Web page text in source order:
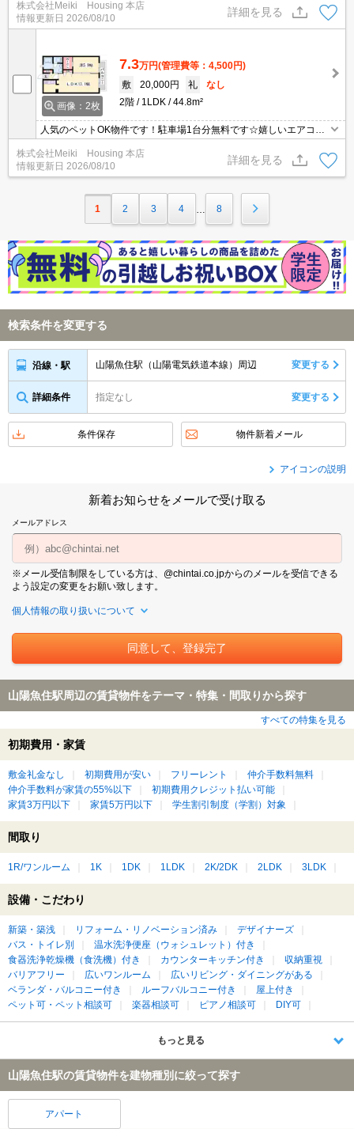
株式会社Meiki Housing 本店
情報更新日 2026/08/10
詳細を見る
画像：2枚
7.3万円(管理費等：4,500円)
敷
20,000円 礼
なし
2階
1LDK 44.8m²
人気のペットOK物件です！駐車場1台分無料です☆嬉しいエアコン
付きです！
株式会社Meiki Housing 本店
情報更新日 2026/08/10
詳細を見る
1 2 3 4 8
検索条件を変更する
沿線・駅 山陽魚住駅（山陽電気鉄道本線）周辺 変更する
詳細条件 指定なし 変更する
条件保存 物件新着メール
アイコンの説明
新着お知らせをメールで受け取る
メールアドレス
※メール受信制限をしている方は、@chintai.co.jpからのメールを受信できる
よう設定の変更をお願い致します。
個人情報の取り扱いについて
山陽魚住駅周辺の賃貸物件をテーマ・特集・間取りから探す
すべての特集を見る
初期費用・家賃
敷金礼金なし 初期費用が安い フリーレント
仲介手数料無料
仲介手数料が家賃の55%以下
初期費用クレジット払い可能
家賃3万円以下
家賃5万円以下 学生割引制度（学割）対象
間取り
1R/ワンルーム 1K 1DK 1LDK 2K/2DK 2LDK 3LDK
設備・こだわり
新築・築浅 リフォーム・リノベーション済み
デザイナーズ
バス・トイレ別
温水洗浄便座（ウォシュレット）付き
食器洗浄乾燥機（食洗機）付き
カウンターキッチン付き
収納重視
バリアフリー
広いワンルーム
広いリビング・ダイニングがある
ベランダ・バルコニー付き
ルーフバルコニー付き
屋上付き
ペット可・ペット相談可
楽器相談可 ピアノ相談可 DIY可
もっと見る
山陽魚住駅の賃貸物件を建物種別に絞って探す
アパート